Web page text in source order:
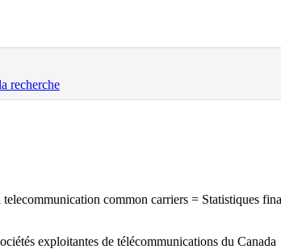
recherche
common carriers = Statistiques
exploitantes de télécommunications du Canada